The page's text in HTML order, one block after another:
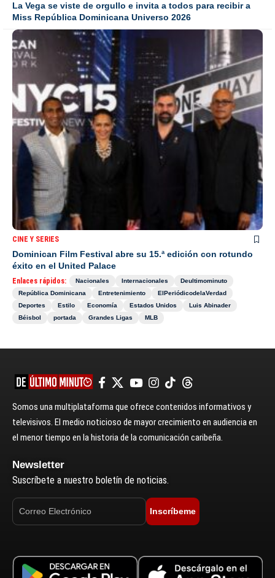
La Vega se viste de orgullo e invita a todos para recibir a
Miss República Dominicana Universo 2026
CINE Y SERIES
Dominican Film Festival abre su 15.ª edición con rotundo
éxito en el United Palace
Enlaces rápidos: Nacionales Internacionales
Deultimominuto
República Dominicana
Entretenimiento
ElPeriódicodelaVerdad
Deportes
Estilo Economía Estados Unidos
Luis Abinader
Béisbol
portada Grandes Ligas MLB
Somos una multiplataforma que ofrece contenidos informativos y
televisivos. El medio noticioso de mayor crecimiento en audiencia en
el menor tiempo en la historia de la comunicación caribeña.
Newsletter
Suscríbete a nuestro boletín de noticias.
Inscríbeme